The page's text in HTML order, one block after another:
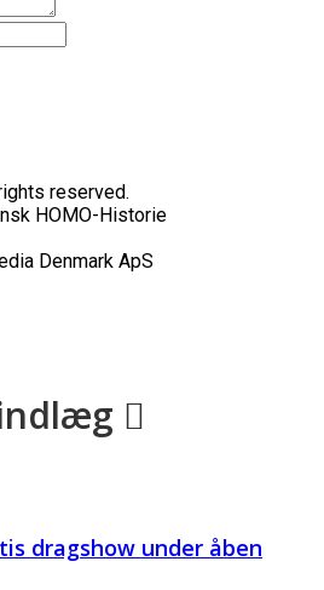
reserved.
HOMO-Historie
Denmark ApS
dragshow under åben